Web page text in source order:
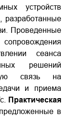
устройств
разработанные
Проведенные
сеанса
решений
связь на
и приема
Практическая
в